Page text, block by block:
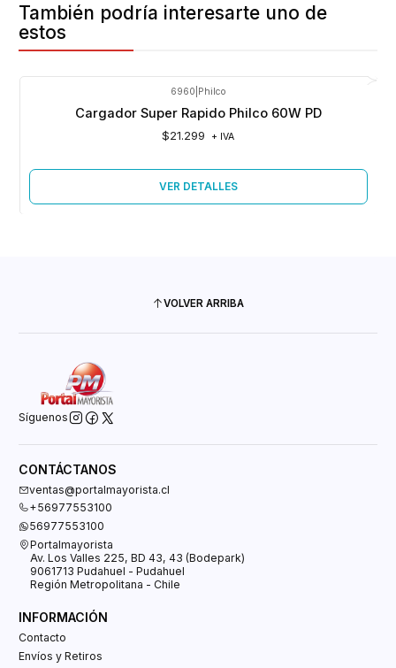
También podría interesarte uno de
estos
6960 Philco
Cargador Super Rapido Philco 60W PD
$21.299 + IVA
VER DETALLES
VOLVER ARRIBA
Síguenos
CONTÁCTANOS
ventas@portalmayorista.cl
+56977553100
56977553100
Portalmayorista
Av. Los Valles 225, BD 43, 43 (Bodepark)
9061713 Pudahuel - Pudahuel
Región Metropolitana - Chile
INFORMACIÓN
Contacto
Envíos y Retiros